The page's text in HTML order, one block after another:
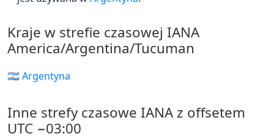
Kraje w strefie czasowej IANA
America/Argentina/Tucuman
🇦🇷 Argentyna
Inne strefy czasowe IANA z offsetem
UTC −03:00